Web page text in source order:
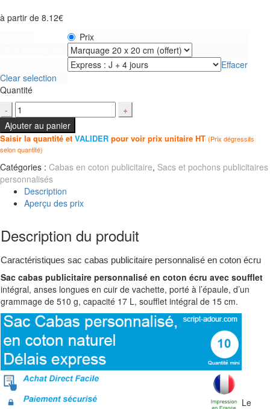
à partir de 8.12€
Prix
Effacer
Clear selection
Quantité
Ajouter au panier
Saisir la quantité et VALIDER pour voir prix unitaire HT (Prix dégressifs
selon quantité)
Catégories : Cabas en coton publicitaire, Sacs et pochons publicitaires
personnalisés
Description
Aperçu des prix
Description du produit
Caractéristiques sac cabas publicitaire personnalisé en coton écru
Sac cabas publicitaire personnalisé en coton écru avec soufflet
intégral, anses longues en cuir de vachette, porté à l’épaule, d’un
grammage de 510 g, capacité 17 L, soufflet intégral de 15 cm.
Le